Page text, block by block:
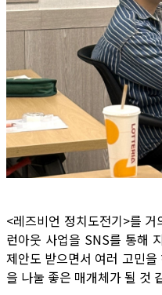
<레즈비언 정치도전기>를
런아웃 사업을 SNS를 통해
제안도 받으면서 여러 고민
을 나눌 좋은 매개체가 될 것